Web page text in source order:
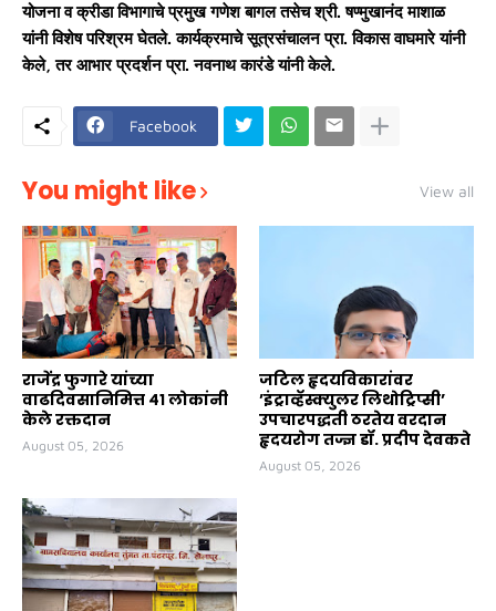
योजना व क्रीडा विभागाचे प्रमुख गणेश बागल तसेच श्री. षण्मुखानंद माशाळ
यांनी विशेष परिश्रम घेतले. कार्यक्रमाचे सूत्रसंचालन प्रा. विकास वाघमारे यांनी
केले, तर आभार प्रदर्शन प्रा. नवनाथ कारंडे यांनी केले.
Facebook
You might like View all
राजेंद्र फुगारे यांच्या
वाढदिवसानिमित्त ४१ लोकांनी
केले रक्तदान
August 05, 2026
जटिल हृदयविकारांवर
’इंट्राव्हॅस्क्युलर लिथोट्रिप्सी’
उपचारपद्धती ठरतेय वरदान
हृदयरोग तज्ज्ञ डॉ. प्रदीप देवकते
August 05, 2026